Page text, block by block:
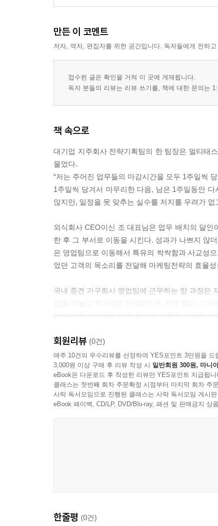
7. 이야깃거리가 많다
8. 자신이 무엇을 원하는지 안다
9. 위기 때 더욱 도약한다
10. 꿈을 꾼다
11. 상상한다
행복하라!
만든 이 코멘트
저자, 역자, 편집자를 위한 공간입니다. 독자들에게 전하
접수된 글은 확인을 거쳐 이 곳에 게재됩니다.
독자 분들의 리뷰는 리뷰 쓰기를, 책에 대한 문의는
책 속으로
대기업 지주회사 전략기획팀의 한 팀장은 멀티태
물었다.
“저는 주어진 업무들의 마감시간을 모두 1주일씩
1주일씩 당겨서 마무리한 다음, 남은 1주일동안
않지만, 일정을 못 맞추는 실수를 저지를 우려가
외식회사 CEO이신 조 대표님은 업무 배치의 달
한 후 그 부서로 이동을 시킨다. 성과가 나쁘지 않
은 영업팀으로 이동해서 특유의 싹싹함과 사교성
었던 고객의 목소리를 전달해 마케팅전략의 효율
국내 중견 가구회사 영업팀에 근무하는 양 과장은
장은 평소 생각해온 대로 팀장의 부족한 부분을
인이었다.
아주 멋쟁이이신 대기업 화학회사 CEO 박 대표
니요, 제가 신입사원 때부터 매년 써 온 수첩들입
표, 뒷장에는 매일 아침저녁으로 읽으며 다짐했
회원리뷰 (0건)
매주 10건의 우수리뷰를 선정하여 YES포인트 3만원을 드
3,000원 이상 구매 후 리뷰 작성 시 일반회원 300원, 마니
eBook은 다운로드 후 작성한 리뷰만 YES포인트 지급됩니
클래스는 첫번째 회차 주문확정 시점부터 마지막 회차 주
사락 독서모임으로 진행된 클래스는 사락 독서모임 게시
eBook 페이백, CD/LP, DVD/Blu-ray, 패션 및 판매금지 상
한줄평 (0건)